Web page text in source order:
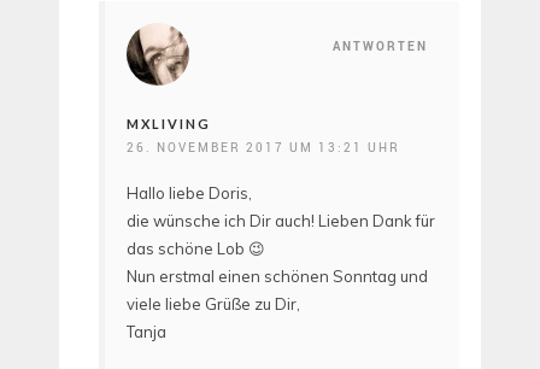
ANTWORTEN
MXLIVING
26. NOVEMBER 2017 UM 13:21 UHR
Hallo liebe Doris,
die wünsche ich Dir auch! Lieben Dank für
das schöne Lob 😉
Nun erstmal einen schönen Sonntag und
viele liebe Grüße zu Dir,
Tanja